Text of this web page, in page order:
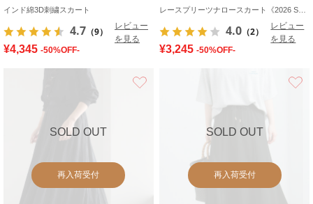
インド綿3D刺繍スカート
4.7 （9）
レビュー
を見る
¥4,345 -50%OFF-
4.0 （2）
レビュー
を見る
¥3,245 -50%OFF-
SOLD OUT
再入荷受付
SOLD OUT
再入荷受付